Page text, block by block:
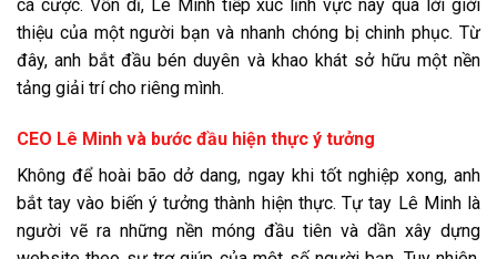
cá cược. Vốn dĩ, Lê Minh tiếp xúc lĩnh vực này qua lời giới
thiệu của một người bạn và nhanh chóng bị chinh phục. Từ
đây, anh bắt đầu bén duyên và khao khát sở hữu một nền
tảng giải trí cho riêng mình.
CEO Lê Minh và bước đầu hiện thực ý tưởng
Không để hoài bão dở dang, ngay khi tốt nghiệp xong, anh
bắt tay vào biến ý tưởng thành hiện thực. Tự tay Lê Minh là
người vẽ ra những nền móng đầu tiên và dần xây dựng